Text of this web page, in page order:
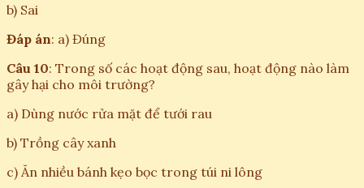
b) Sai
Đáp án: a) Đúng
Câu 10: Trong số các hoạt động sau, hoạt động nào làm
gây hại cho môi trường?
a) Dùng nước rửa mặt để tưới rau
b) Trồng cây xanh
c) Ăn nhiều bánh kẹo bọc trong túi ni lông